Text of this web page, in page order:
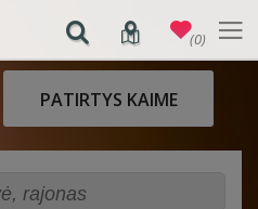
PATIRTYS KAIME
(0)